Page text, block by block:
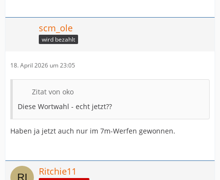
scm_ole
wird bezahlt
18. April 2026 um 23:05
Zitat von oko
Diese Wortwahl - echt jetzt??
Haben ja jetzt auch nur im 7m-Werfen gewonnen.
Ritchie11